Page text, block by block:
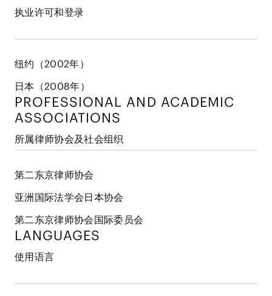
执业许可和登录
纽约（2002年）
日本（2008年）
PROFESSIONAL AND ACADEMIC
ASSOCIATIONS
所属律师协会及社会组织
第二东京律师协会
亚洲国际法学会日本协会
第二东京律师协会国际委员会
LANGUAGES
使用语言